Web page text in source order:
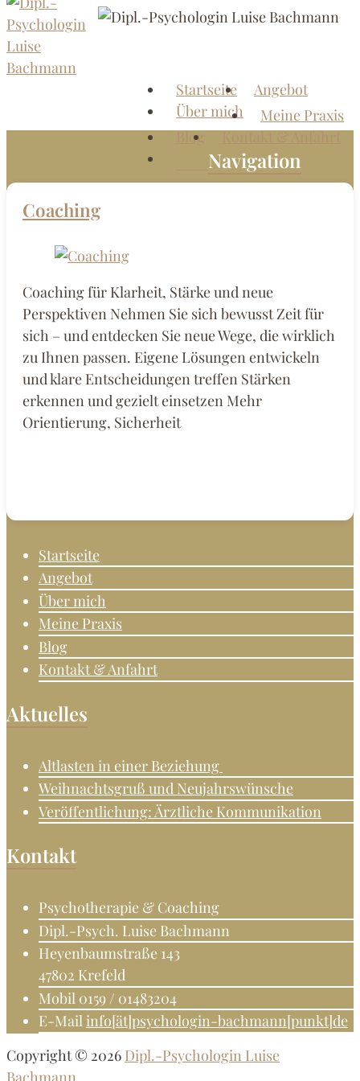
Zum
Inhalt
springen
Dipl.-
Psychologin
Luise
Bachmann
Psychotherapie
und
Coaching
im
Kamphof
in
Krefeld.
Psychotherapeutin
Startseite
Angebot
Über mich
Meine Praxis
Blog
Kontakt & Anfahrt
Coaching
Coaching für Klarheit, Stärke und neue
Perspektiven Nehmen Sie sich bewusst Zeit für
sich – und entdecken Sie neue Wege, die wirklich
zu Ihnen passen. Eigene Lösungen entwickeln
und klare Entscheidungen treffen Stärken
erkennen und gezielt einsetzen Mehr
Orientierung, Sicherheit
Navigation
Startseite
Angebot
Über mich
Meine Praxis
Blog
Kontakt & Anfahrt
Aktuelles
Altlasten in einer Beziehung
Weihnachtsgruß und Neujahrswünsche
Veröffentlichung: Ärztliche Kommunikation
Kontakt
Psychotherapie & Coaching
Dipl.-Psych. Luise Bachmann
Heyenbaumstraße 143
47802 Krefeld
Mobil 0159 / 01483204
E-Mailinfo[ät]psychologin-bachmann[punkt]de
Copyright © 2026 Dipl.-Psychologin Luise
Bachmann.